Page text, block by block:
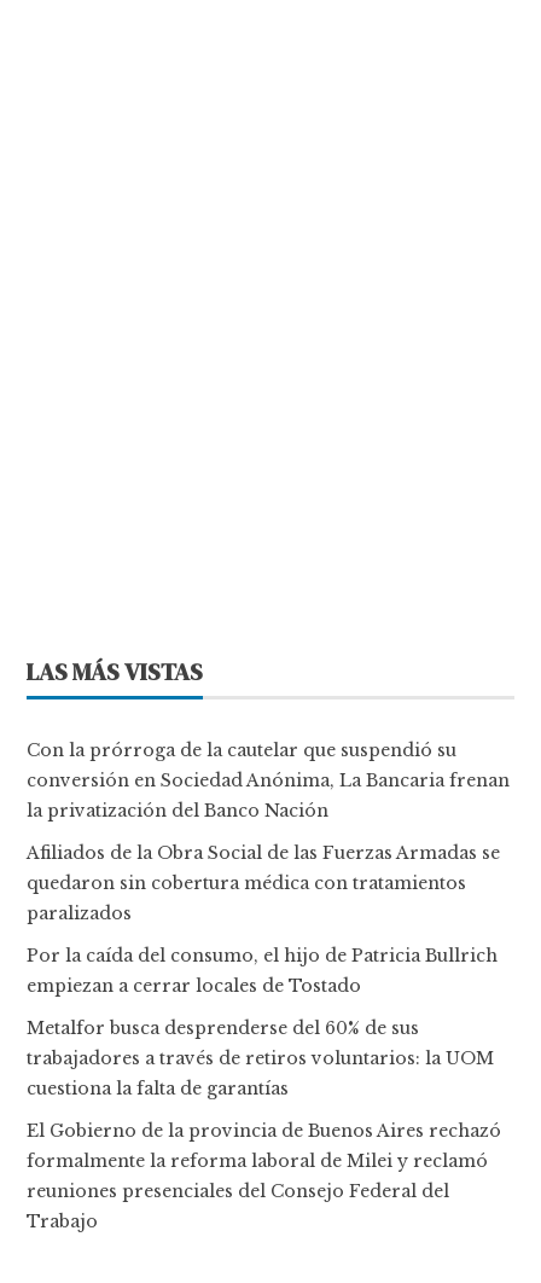
LAS MÁS VISTAS
Con la prórroga de la cautelar que suspendió su
conversión en Sociedad Anónima, La Bancaria frenan
la privatización del Banco Nación
Afiliados de la Obra Social de las Fuerzas Armadas se
quedaron sin cobertura médica con tratamientos
paralizados
Por la caída del consumo, el hijo de Patricia Bullrich
empiezan a cerrar locales de Tostado
Metalfor busca desprenderse del 60% de sus
trabajadores a través de retiros voluntarios: la UOM
cuestiona la falta de garantías
El Gobierno de la provincia de Buenos Aires rechazó
formalmente la reforma laboral de Milei y reclamó
reuniones presenciales del Consejo Federal del
Trabajo